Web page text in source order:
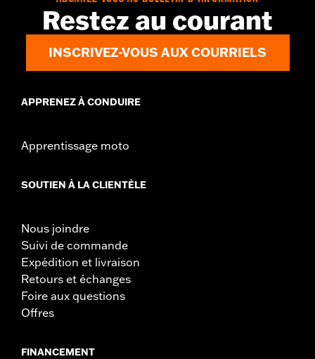
Restez au courant
INSCRIVEZ-VOUS AUX COURRIELS
APPRENEZ À CONDUIRE
Apprentissage moto
SOUTIEN À LA CLIENTÈLE
Nous joindre
Suivi de commande
Expédition et livraison
Retours et échanges
Foire aux questions
Offres
FINANCEMENT